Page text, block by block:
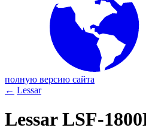
полную версию сайта
← Lessar
Lessar LSF-